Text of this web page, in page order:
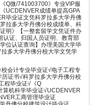
Q微/741003700》专业VIP服
UCDENVER成绩单提高GPA
毕业证文凭科罗拉多大学丹佛
拉多大学丹佛分校成绩单、科
明》【一整套留学文凭证件办
认证、归国人员证明、教育部
位认证查询】办理美国大学毕
多大学丹佛分校大学文凭学
会计专业毕业证√电子工程专
证书√科罗拉多大学丹佛分校
程毕业证√《Q
机科学毕业证√UCDENVER
工商管理毕业证